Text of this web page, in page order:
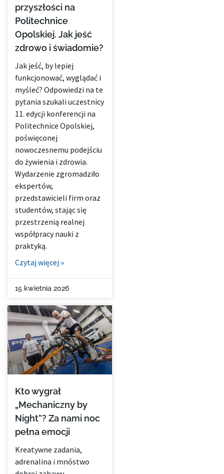
przyszłości na
Politechnice
Opolskiej. Jak jeść
zdrowo i świadomie?
Jak jeść, by lepiej
funkcjonować, wyglądać i
myśleć? Odpowiedzi na te
pytania szukali uczestnicy
11. edycji konferencji na
Politechnice Opolskiej,
poświęconej
nowoczesnemu podejściu
do żywienia i zdrowia.
Wydarzenie zgromadziło
ekspertów,
przedstawicieli firm oraz
studentów, stając się
przestrzenią realnej
współpracy nauki z
praktyką.
Czytaj więcej »
15 kwietnia 2026
Kto wygrał
„Mechaniczny by
Night”? Za nami noc
pełna emocji
Kreatywne zadania,
adrenalina i mnóstwo